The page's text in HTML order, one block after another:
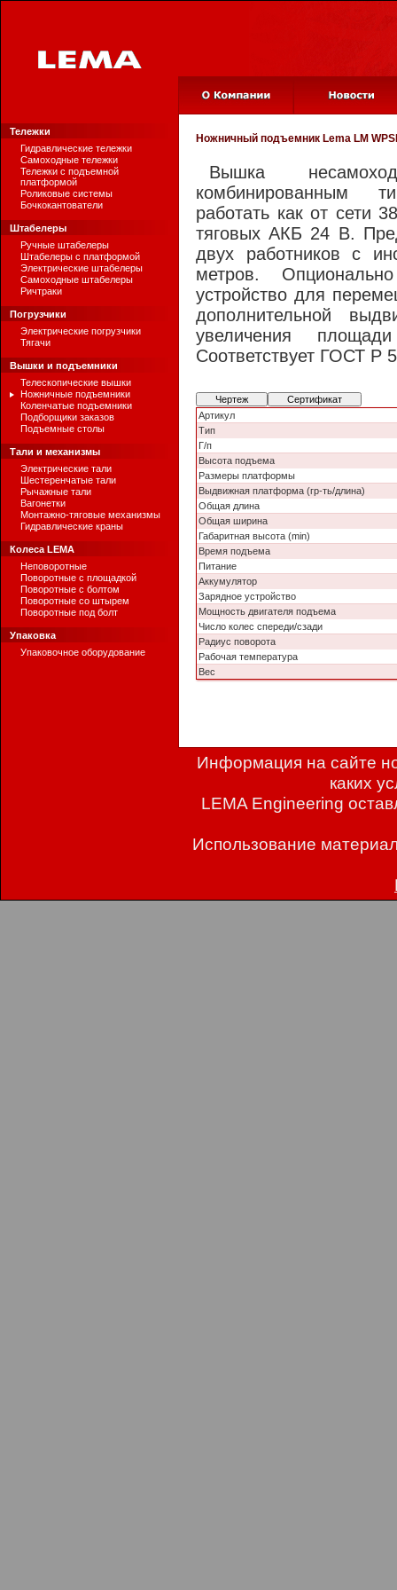
Тележки
Гидравлические тележки
Самоходные тележки
Тележки с подъемной
платформой
Роликовые системы
Бочкокантователи
Штабелеры
Ручные штабелеры
Штабелеры с платформой
Электрические штабелеры
Самоходные штабелеры
Ричтраки
Погрузчики
Электрические погрузчики
Тягачи
Вышки и подъемники
Телескопические вышки
Ножничные подъемники
Коленчатые подъемники
Подборщики заказов
Подъемные столы
Тали и механизмы
Электрические тали
Шестеренчатые тали
Рычажные тали
Вагонетки
Монтажно-тяговые механизмы
Гидравлические краны
Колеса LEMA
Неповоротные
Поворотные с площадкой
Поворотные с болтом
Поворотные со штырем
Поворотные под болт
Упаковка
Упаковочное оборудование
Ножничный подъемник Lema LM
Вышка
комбинированным
работать как от сети
тяговых АКБ 24 В.
двух работников с
метров.
устройство для
дополнительной
увеличения
Соответствует ГОСТ Р
Чертеж
Сертификат
Артикул
Тип
Г/п
Высота подъема
Размеры платформы
Выдвижная платформа (гр-ть/длина)
Общая длина
Общая ширина
Габаритная высота (min)
Время подъема
Питание
Аккумулятор
Зарядное устройство
Мощность двигателя подъема
Число колес спереди/сзади
Радиус поворота
Рабочая температура
Вес
Информация на сайте
каких
LEMA Engineering
Использование